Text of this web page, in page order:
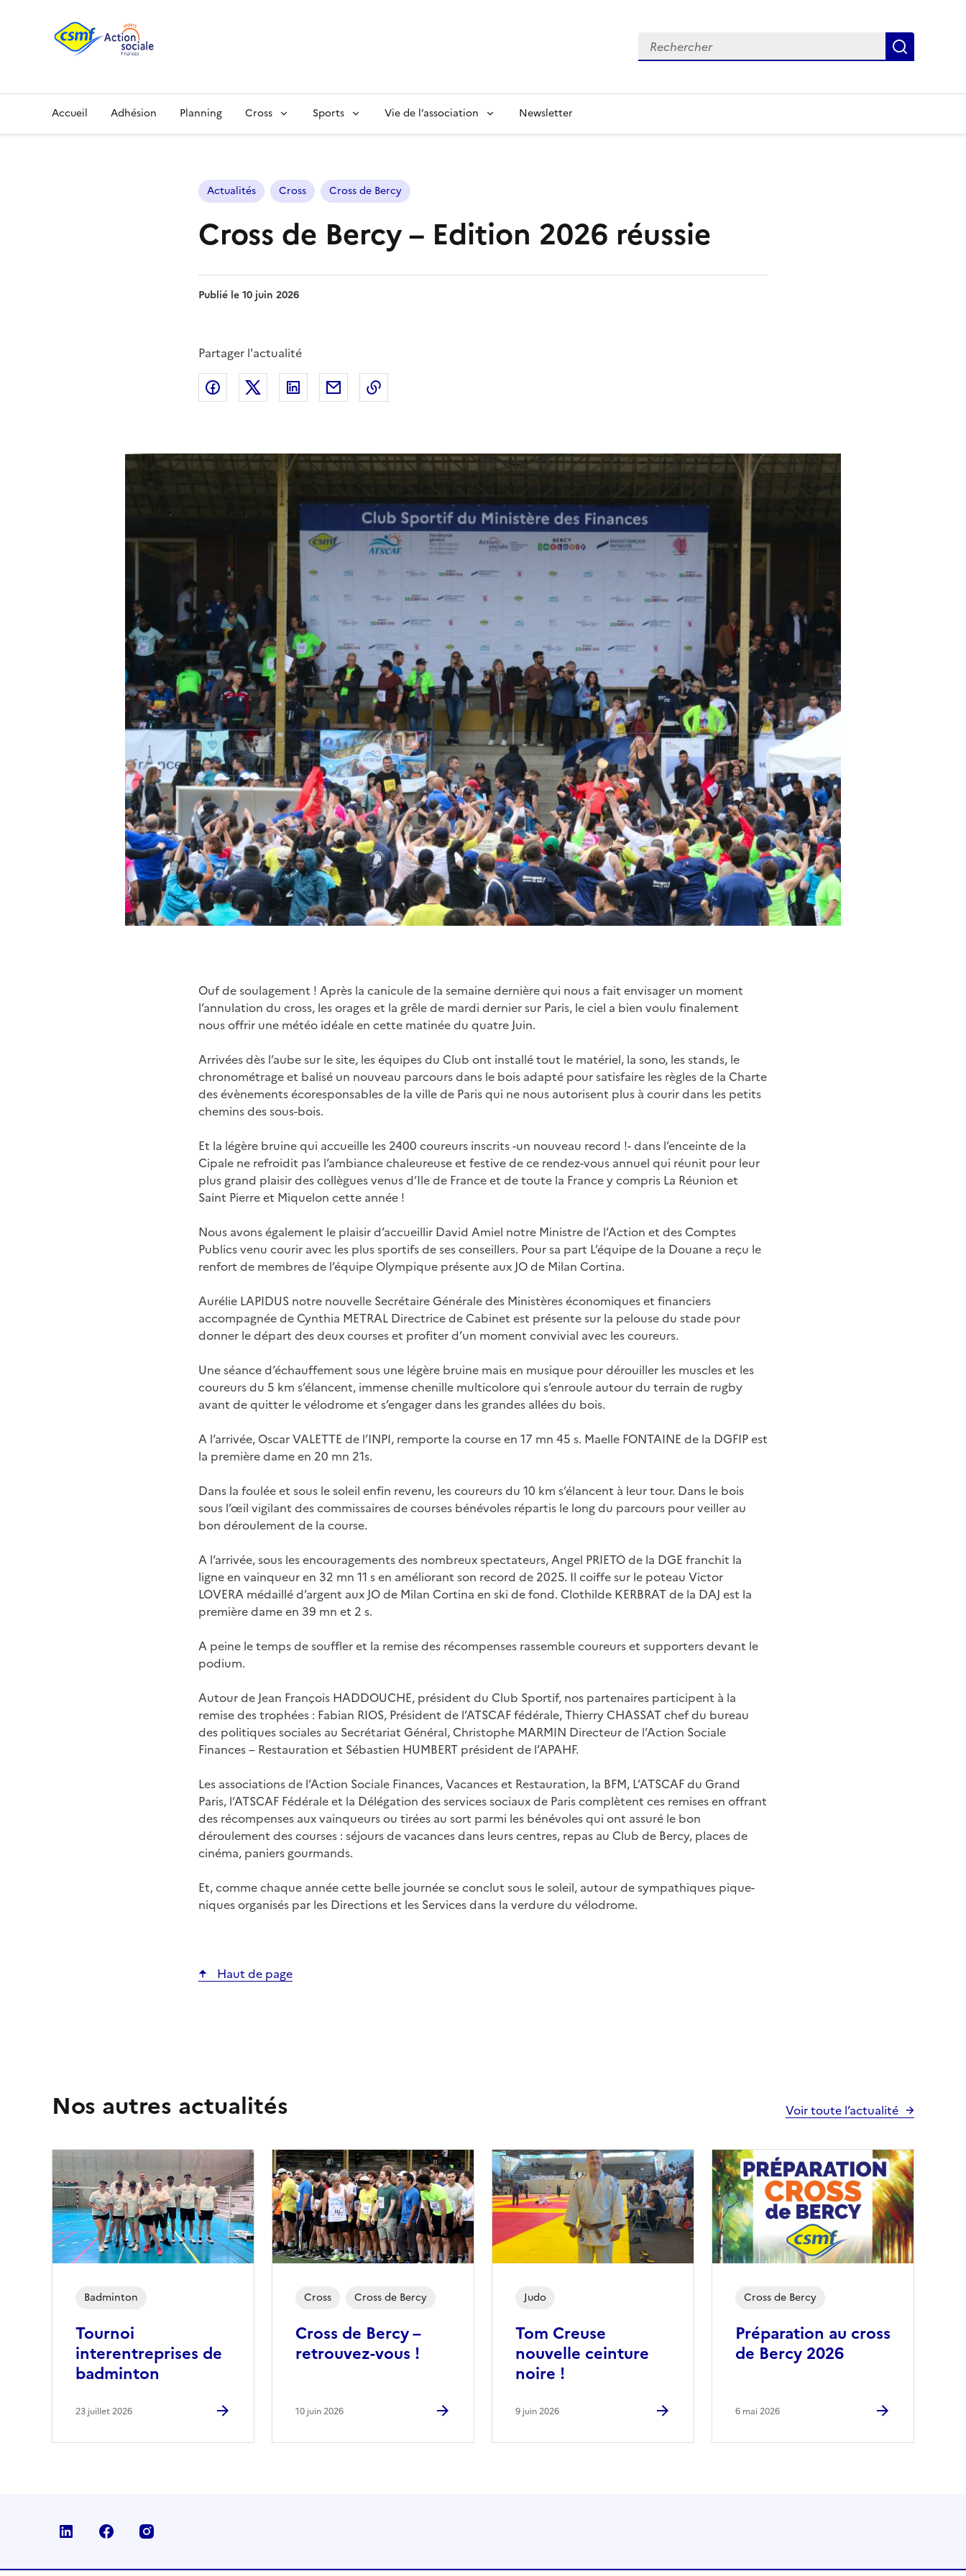
Rechercher
Accueil Adhésion Planning Cross Sports Vie de l’association Newsletter
Actualités Cross Cross de Bercy
Cross de Bercy – Edition 2026 réussie
Publié le10 juin 2026
Partager l'actualité
Partager sur Facebook
Partager sur Twitter
Partager sur LinkedIn
Partager par email
Ouf de soulagement ! Après la canicule de la semaine dernière qui nous a fait envisager un moment
l’annulation du cross, les orages et la grêle de mardi dernier sur Paris, le ciel a bien voulu finalement
nous offrir une météo idéale en cette matinée du quatre Juin.
Arrivées dès l’aube sur le site, les équipes du Club ont installé tout le matériel, la sono, les stands, le
chronométrage et balisé un nouveau parcours dans le bois adapté pour satisfaire les règles de la Charte
des évènements écoresponsables de la ville de Paris qui ne nous autorisent plus à courir dans les petits
chemins des sous-bois.
Et la légère bruine qui accueille les 2400 coureurs inscrits -un nouveau record !- dans l’enceinte de la
Cipale ne refroidit pas l’ambiance chaleureuse et festive de ce rendez-vous annuel qui réunit pour leur
plus grand plaisir des collègues venus d’Ile de France et de toute la France y compris La Réunion et
Saint Pierre et Miquelon cette année !
Nous avons également le plaisir d’accueillir David Amiel notre Ministre de l’Action et des Comptes
Publics venu courir avec les plus sportifs de ses conseillers. Pour sa part L’équipe de la Douane a reçu le
renfort de membres de l’équipe Olympique présente aux JO de Milan Cortina.
Aurélie LAPIDUS notre nouvelle Secrétaire Générale des Ministères économiques et financiers
accompagnée de Cynthia METRAL Directrice de Cabinet est présente sur la pelouse du stade pour
donner le départ des deux courses et profiter d’un moment convivial avec les coureurs.
Une séance d’échauffement sous une légère bruine mais en musique pour dérouiller les muscles et les
coureurs du 5 km s’élancent, immense chenille multicolore qui s’enroule autour du terrain de rugby
avant de quitter le vélodrome et s’engager dans les grandes allées du bois.
A l’arrivée, Oscar VALETTE de l’INPI, remporte la course en 17 mn 45 s. Maelle FONTAINE de la DGFIP est
la première dame en 20 mn 21s.
Dans la foulée et sous le soleil enfin revenu, les coureurs du 10 km s’élancent à leur tour. Dans le bois
sous l’œil vigilant des commissaires de courses bénévoles répartis le long du parcours pour veiller au
bon déroulement de la course.
A l’arrivée, sous les encouragements des nombreux spectateurs, Angel PRIETO de la DGE franchit la
ligne en vainqueur en 32 mn 11 s en améliorant son record de 2025. Il coiffe sur le poteau Victor
LOVERA médaillé d’argent aux JO de Milan Cortina en ski de fond. Clothilde KERBRAT de la DAJ est la
première dame en 39 mn et 2 s.
A peine le temps de souffler et la remise des récompenses rassemble coureurs et supporters devant le
podium.
Autour de Jean François HADDOUCHE, président du Club Sportif, nos partenaires participent à la
remise des trophées : Fabian RIOS, Président de l’ATSCAF fédérale, Thierry CHASSAT chef du bureau
des politiques sociales au Secrétariat Général, Christophe MARMIN Directeur de l’Action Sociale
Finances – Restauration et Sébastien HUMBERT président de l’APAHF.
Les associations de l’Action Sociale Finances, Vacances et Restauration, la BFM, L’ATSCAF du Grand
Paris, l’ATSCAF Fédérale et la Délégation des services sociaux de Paris complètent ces remises en offrant
des récompenses aux vainqueurs ou tirées au sort parmi les bénévoles qui ont assuré le bon
déroulement des courses : séjours de vacances dans leurs centres, repas au Club de Bercy, places de
cinéma, paniers gourmands.
Et, comme chaque année cette belle journée se conclut sous le soleil, autour de sympathiques pique-
niques organisés par les Directions et les Services dans la verdure du vélodrome.
Haut de page
Nos autres actualités Voir toute l’actualité
Tournoi
interentreprises de
badminton
Badminton
23 juillet 2026
Cross de Bercy –
retrouvez-vous !
Cross Cross de Bercy
10 juin 2026
Tom Creuse
nouvelle ceinture
noire !
Judo
9 juin 2026
Préparation au cross
de Bercy 2026
Cross de Bercy
6 mai 2026
Linkedin Facebook